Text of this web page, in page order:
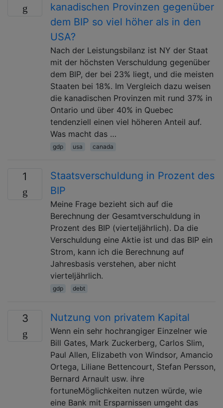
kanadischen Provinzen gegenüber
dem BIP so viel höher als in den
USA?
Nach der Leistungsbilanz ist NY der Staat
mit der höchsten Verschuldung gegenüber
dem BIP, der bei 23% liegt, und die meisten
Staaten bei 18%. Im Vergleich dazu weisen
die kanadischen Provinzen mit rund 37% in
Ontario und über 40% in Quebec
tendenziell einen viel höheren Anteil auf.
Was macht das …
gdp usa canada
1
Staatsverschuldung in Prozent des
BIP
Meine Frage bezieht sich auf die
Berechnung der Gesamtverschuldung in
Prozent des BIP (vierteljährlich). Da die
Verschuldung eine Aktie ist und das BIP ein
Strom, kann ich die Berechnung auf
Jahresbasis verstehen, aber nicht
vierteljährlich.
gdp debt
3 Nutzung von privatem Kapital
Wenn ein sehr hochrangiger Einzelner wie
Bill Gates, Mark Zuckerberg, Carlos Slim,
Paul Allen, Elizabeth von Windsor, Amancio
Ortega, Liliane Bettencourt, Stefan Persson,
Bernard Arnault usw. ihre
fortuneMöglichkeiten nutzen würde, wie
eine Bank mit Ersparnissen umgeht das